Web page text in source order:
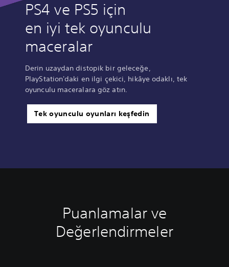
PS4 ve PS5 için
en iyi tek oyunculu
maceralar
Derin uzaydan distopik bir geleceğe,
PlayStation'daki en ilgi çekici, hikâye odaklı, tek
oyunculu maceralara göz atın.
Tek oyunculu oyunları keşfedin
Puanlamalar ve
Değerlendirmeler